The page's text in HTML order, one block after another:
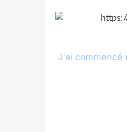
J'ai commencé